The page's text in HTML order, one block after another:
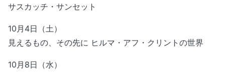
サスカッチ・サンセット
10月4日（土）
見えるもの、その先に ヒルマ・アフ・クリントの世界
10月8日（水）